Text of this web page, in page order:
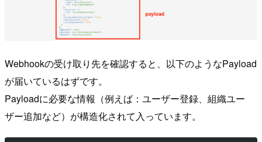
Webhookの受け取り先を確認すると、以下のようなPayload
が届いているはずです。
Payloadに必要な情報（例えば：ユーザー登録、組織ユー
ザー追加など）が構造化されて入っています。